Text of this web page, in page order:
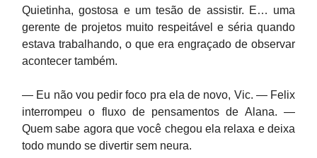
Quietinha, gostosa e um tesão de assistir. E… uma
gerente de projetos muito respeitável e séria quando
estava trabalhando, o que era engraçado de observar
acontecer também.
— Eu não vou pedir foco pra ela de novo, Vic. — Felix
interrompeu o fluxo de pensamentos de Alana. —
Quem sabe agora que você chegou ela relaxa e deixa
todo mundo se divertir sem neura.